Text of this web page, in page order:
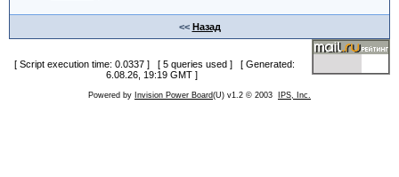
<< Назад
[ Script execution time: 0.0337 ] [ 5 queries used ] [ Generated:
6.08.26, 19:19 GMT ]
Powered by Invision Power Board(U) v1.2 © 2003 IPS, Inc.